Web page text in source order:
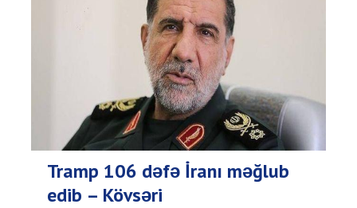
Tramp 106 dəfə İranı məğlub
edib – Kövsəri